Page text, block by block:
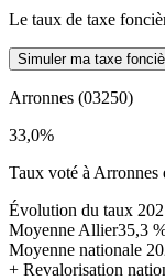
Le taux de taxe
Simuler ma taxe
Arronnes (03250)
33,0%
Taux voté à Arronnes
Évolution du taux
Moyenne Allier35,3
Moyenne nationale
+ Revalorisation